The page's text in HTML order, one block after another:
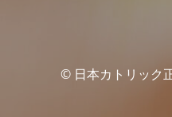
© 日本カトリック